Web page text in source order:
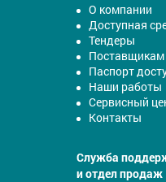
О компании
Доступная
Тендеры
Поставщикам
Паспорт
Наши работы
Сервисный
Контакты
Служба
и отдел продаж